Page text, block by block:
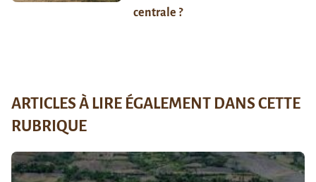
centrale ?
ARTICLES À LIRE ÉGALEMENT DANS CETTE
RUBRIQUE